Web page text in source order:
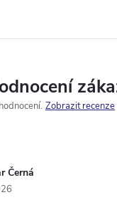
Zobrazit recenze
Černá